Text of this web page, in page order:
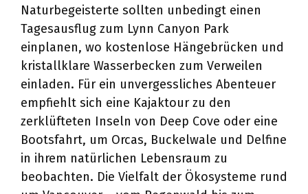
Naturbegeisterte sollten unbedingt einen
Tagesausflug zum Lynn Canyon Park
einplanen, wo kostenlose Hängebrücken und
kristallklare Wasserbecken zum Verweilen
einladen. Für ein unvergessliches Abenteuer
empfiehlt sich eine Kajaktour zu den
zerklüfteten Inseln von Deep Cove oder eine
Bootsfahrt, um Orcas, Buckelwale und Delfine
in ihrem natürlichen Lebensraum zu
beobachten. Die Vielfalt der Ökosysteme rund